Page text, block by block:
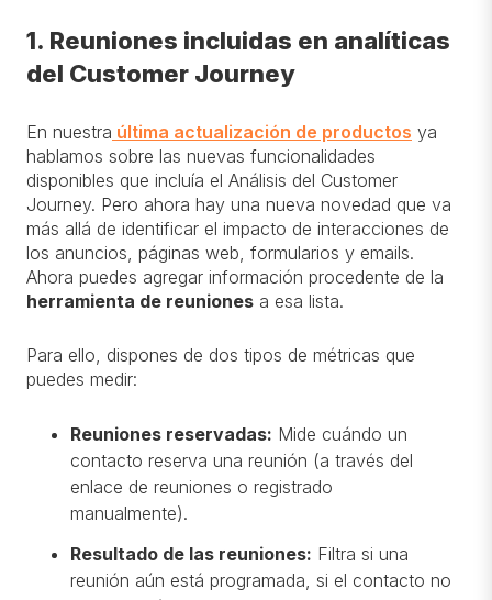
1. Reuniones incluidas en analíticas
del Customer Journey
En nuestra última actualización de productos ya
hablamos sobre las nuevas funcionalidades
disponibles que incluía el Análisis del Customer
Journey. Pero ahora hay una nueva novedad que va
más allá de identificar el impacto de interacciones de
los anuncios, páginas web, formularios y emails.
Ahora puedes agregar información procedente de la
herramienta de reuniones a esa lista.
Para ello, dispones de dos tipos de métricas que
puedes medir:
Reuniones reservadas: Mide cuándo un
contacto reserva una reunión (a través del
enlace de reuniones o registrado
manualmente).
Resultado de las reuniones: Filtra si una
reunión aún está programada, si el contacto no